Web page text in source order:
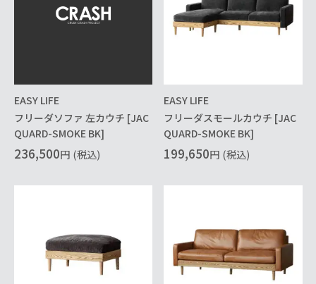
EASY LIFE
フリーダソファ 左カウチ [JAC
QUARD-SMOKE BK]
236,500円 (税込)
EASY LIFE
フリーダスモールカウチ [JAC
QUARD-SMOKE BK]
199,650円 (税込)